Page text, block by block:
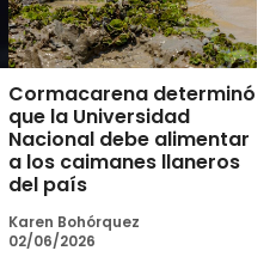
Cormacarena determinó
que la Universidad
Nacional debe alimentar
a los caimanes llaneros
del país
Karen Bohórquez
02/06/2026